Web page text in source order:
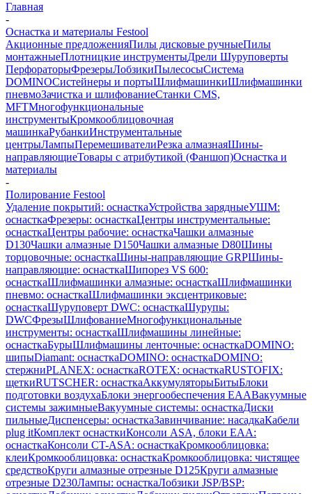
Главная
-
Оснастка и материалы Festool
Акционные предложенияПилы дисковые ручныеПилы
монтажныеПлотницкие инструментыДрели Шуруповерты
ПерфораторыФрезерыЛобзикиПылесосыСистема
DOMINOСистейнеры и портыШлифмашинкиШлифмашинки
пневмоЗачистка и шлифованиеСтанки CMS,
MFTМногофункциональные
инструментыКромкооблицовочная
машинкаРубанкиИнструментальные
центрыЛампыПеремешивателиРезка алмазнаяШины-
направляющиеТовары с атрибутикой (Фаншоп)Оснастка и
материалы
-
Полирование Festool
Удаление покрытий: оснасткаУстройства зарядныеУШМ:
оснасткаФрезеры: оснасткаЦентры инструментальные:
оснасткаЦентры рабочие: оснасткаЧашки алмазные
D130Чашки алмазные D150Чашки алмазные D80Шины
торцовочные: оснасткаШины-направляющие GRPШины-
направляющие: оснасткаШипорез VS 600:
оснасткаШлифмашинки алмазные: оснасткаШлифмашинки
пневмо: оснасткаШлифмашинки эксцентриковые:
оснасткаШуруповерт DWC: оснасткаШурупы:
DWCФрезыШлифованиеМногофункциональные
инструменты: оснасткаШлифмашины линейные:
оснасткаБурыШлифмашины ленточные: оснасткаDOMINO:
шипыDiamant: оснасткаDOMINO: оснасткаDOMINO:
стержниPLANEX: оснасткаROTEX: оснасткаRUSTOFIX:
щеткиRUTSCHER: оснасткаАккумуляторыБитыБлоки
подготовки воздухаБлоки энергообеспечения EAAВакуумные
системы зажимныеВакуумные системы: оснасткаДиски
пильныеДиспенсеры: оснасткаЗавинчивание: насадкаКабели
plug itКомплект оснасткиКонсоли ASA, блоки EAA:
оснасткаКонсоли CT-ASA: оснасткаКромкооблицовка:
клеиКромкооблицовка: оснасткаКромкооблицовка: чистящее
средствоКруги алмазные отрезные D125Круги алмазные
отрезные D230Лампы: оснасткаЛобзики JSP/BSP: